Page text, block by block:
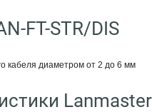
FT-STR/DIS
кабеля диаметром от 2 до 6 мм